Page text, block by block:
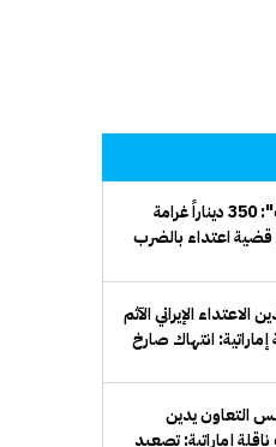
"الجنايات": 350 ديناراً غرامة
اعتداء بالضرب
الاعتداء الإيراني الآثم
انتهاك صارخ
التعاون يدين
إماراتية: تصعيد